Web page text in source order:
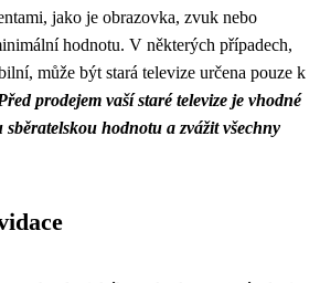
jako je obrazovka, zvuk nebo
hodnotu. V některých případech,
může být stará televize určena pouze k
prodejem vaší staré televize je vhodné
hodnotu a zvážit všechny